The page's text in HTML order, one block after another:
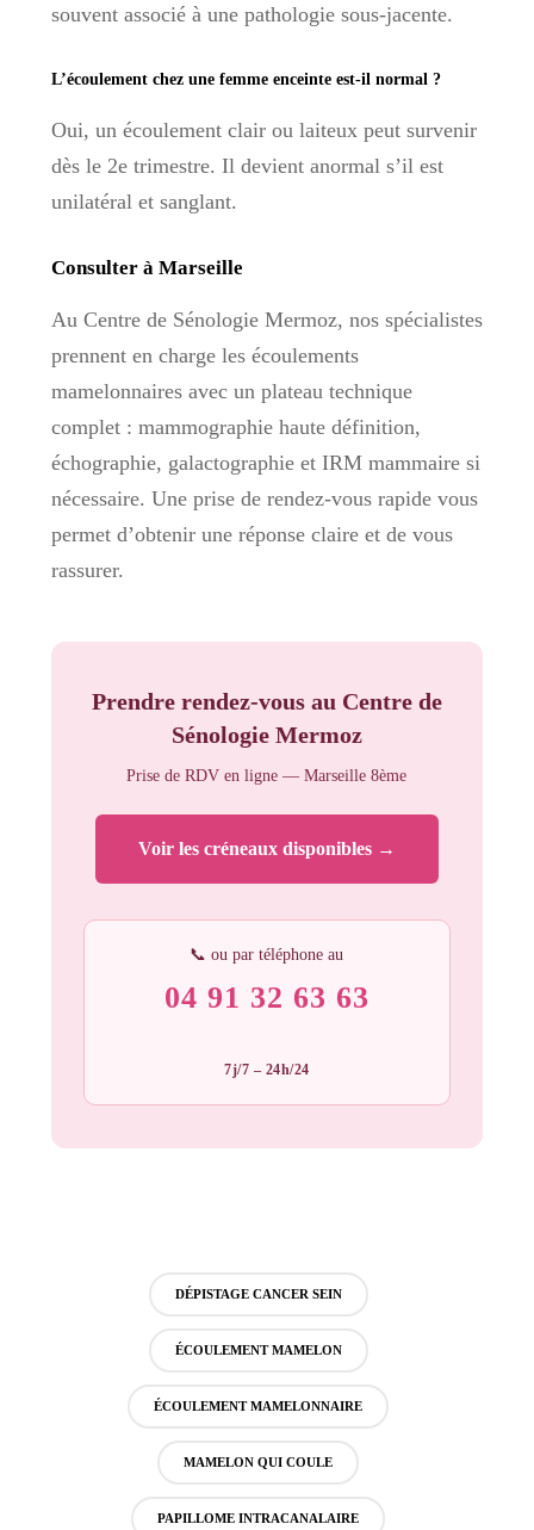
souvent associé à une pathologie sous-jacente.
L’écoulement chez une femme enceinte est-il normal ?
Oui, un écoulement clair ou laiteux peut survenir
dès le 2e trimestre. Il devient anormal s’il est
unilatéral et sanglant.
Consulter à Marseille
Au Centre de Sénologie Mermoz, nos spécialistes
prennent en charge les écoulements
mamelonnaires avec un plateau technique
complet : mammographie haute définition,
échographie, galactographie et IRM mammaire si
nécessaire. Une prise de rendez-vous rapide vous
permet d’obtenir une réponse claire et de vous
rassurer.
Prendre rendez-vous au Centre de
Sénologie Mermoz
Prise de RDV en ligne — Marseille 8ème
Voir les créneaux disponibles →
📞 ou par téléphone au
04 91 32 63 63
7j/7 – 24h/24
DÉPISTAGE CANCER SEIN
ÉCOULEMENT MAMELON
ÉCOULEMENT MAMELONNAIRE
MAMELON QUI COULE
PAPILLOME INTRACANALAIRE